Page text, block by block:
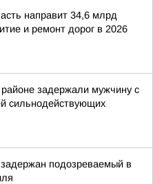
направит 34,6 млрд
и ремонт дорог в 2026
задержали мужчину с
сильнодействующих
подозреваемый в